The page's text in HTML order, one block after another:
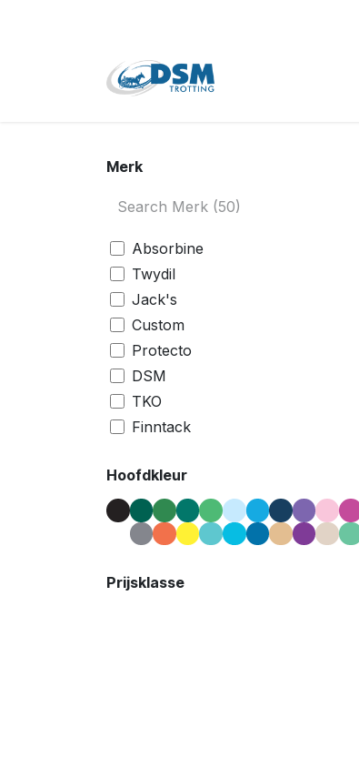
Merk
Absorbine
Twydil
Jack's
Custom
Protecto
DSM
TKO
Finntack
Ornella Prosperi
Brizy
​Racing Tack
Pennsbury
Hoofdkleur
Prijsklasse